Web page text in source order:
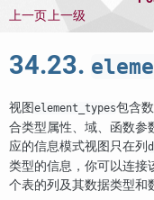
上一页上一级
34.23.
视图element_types包含
合类型属性、域、函数参
应的信息模式视图只在列
类型的信息，你可以连接
个表的列及其数据类型和